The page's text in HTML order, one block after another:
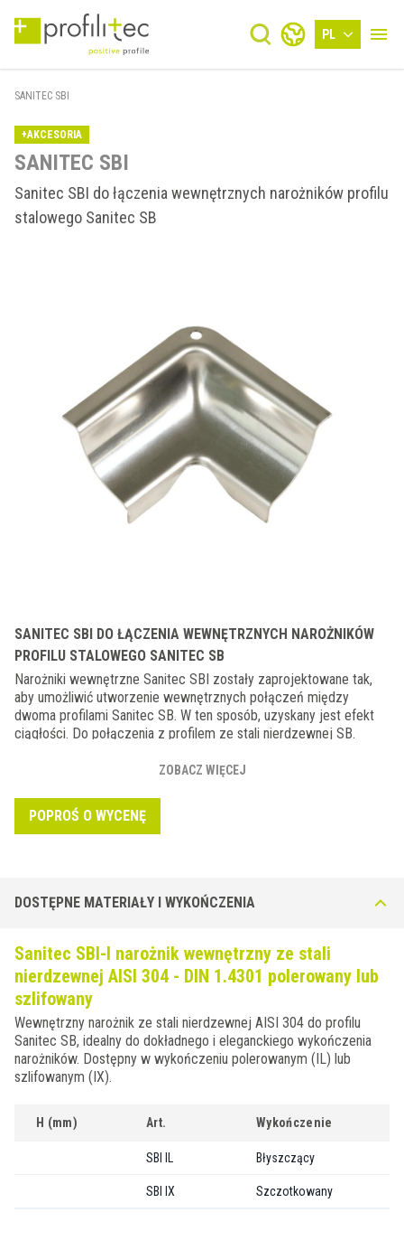
PL
SANITEC SBI
+AKCESORIA
SANITEC SBI
Sanitec SBI do łączenia wewnętrznych narożników profilu
stalowego Sanitec SB
SANITEC SBI DO ŁĄCZENIA WEWNĘTRZNYCH NAROŻNIKÓW
PROFILU STALOWEGO SANITEC SB
Narożniki wewnętrzne Sanitec SBI zostały zaprojektowane tak,
aby umożliwić utworzenie wewnętrznych połączeń między
dwoma profilami Sanitec SB. W ten sposób, uzyskany jest efekt
ciągłości. Do połączenia z profilem ze stali nierdzewnej SB.
ZOBACZ WIĘCEJ
POPROŚ O WYCENĘ
DOSTĘPNE MATERIAŁY I WYKOŃCZENIA
Sanitec SBI-I narożnik wewnętrzny ze stali
nierdzewnej AISI 304 - DIN 1.4301 polerowany lub
szlifowany
Wewnętrzny narożnik ze stali nierdzewnej AISI 304 do profilu
Sanitec SB, idealny do dokładnego i eleganckiego wykończenia
narożników. Dostępny w wykończeniu polerowanym (IL) lub
szlifowanym (IX).
H (mm) Art. Wykończenie
SBI IL Błyszczący
SBI IX Szczotkowany